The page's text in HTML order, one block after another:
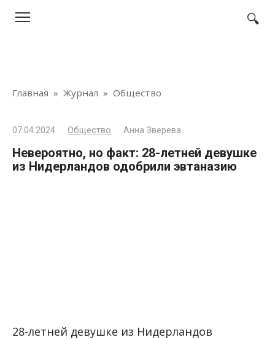
Главная » Журнал » Общество
07.04.2024 Общество Анна Зверева
Невероятно, но факт: 28-летней девушке
из Нидерландов одобрили эвтаназию
28-летней девушке из Нидерландов